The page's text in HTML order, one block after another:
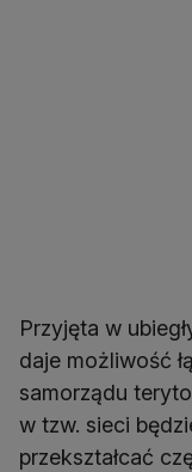
Przyjęta w
daje możliwość
samorządu
w tzw. sieci
przekształcać